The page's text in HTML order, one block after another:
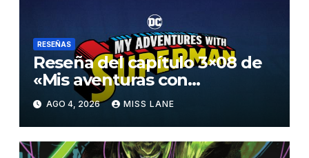
RESEÑAS
Reseña del capítulo 3×08 de
«Mis aventuras con
Superman»
AGO 4, 2026 MISS LANE